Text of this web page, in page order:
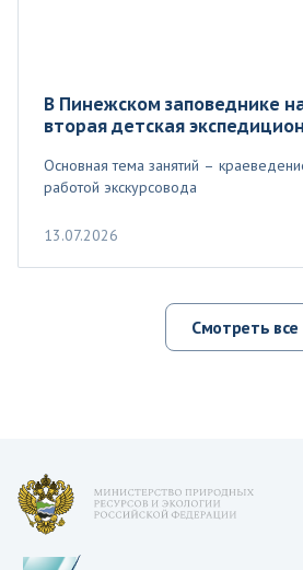
В Пинежском заповеднике
вторая детская
Основная тема занятий –
работой экскурсовода
13.07.2026
Смотреть все